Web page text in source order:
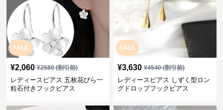
SALE
¥2,060 ¥2580(割引前)
レディースピアス 五枚花びら一
粒石付きフックピアス
SALE
¥3,630 ¥4540(割引前)
レディースピアス しずく型ロン
グドロップフックピアス